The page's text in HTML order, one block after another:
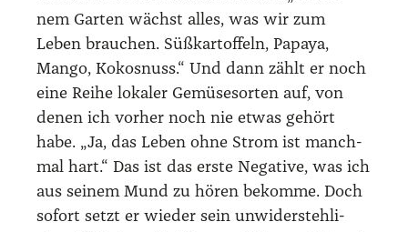
nem Gar­ten wächst alles, was wir zum
Leben brau­chen. Süß­kar­tof­feln, Papa­ya,
Man­go, Kokos­nuss.“ Und dann zählt er noch
eine Rei­he loka­ler Gemü­se­sor­ten auf, von
denen ich vor­her noch nie etwas gehört
habe. „Ja, das Leben ohne Strom ist manch­
mal hart.“ Das ist das ers­te Nega­ti­ve, was ich
aus sei­nem Mund zu hören bekom­me. Doch
sofort setzt er wie­der sein unwi­der­steh­li­